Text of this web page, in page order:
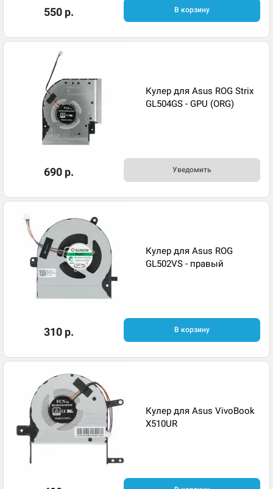
550 р. В корзину
Кулер для Asus ROG Strix
GL504GS - GPU (ORG)
690 р. Уведомить
Кулер для Asus ROG
GL502VS - правый
310 р. В корзину
Кулер для Asus VivoBook
X510UR